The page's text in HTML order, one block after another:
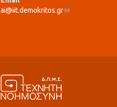
ai@iit.demokritos.gr(link sends e-mail)